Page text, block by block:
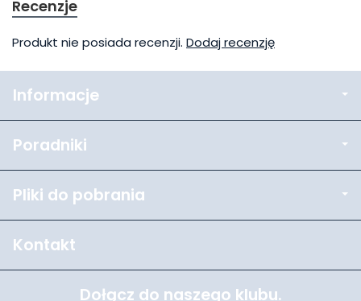
Recenzje
Produkt nie posiada recenzji. Dodaj recenzję
Informacje
Poradniki
Pliki do pobrania
Kontakt
Dołącz do naszego klubu.